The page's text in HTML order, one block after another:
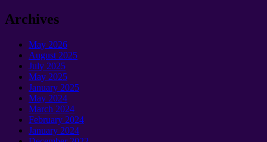
Archives
May 2026
August 2025
July 2025
May 2025
January 2025
May 2024
March 2024
February 2024
January 2024